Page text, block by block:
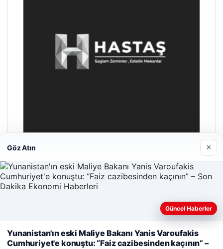
Hastaş Beton
26/05/2026
deneyiminizi kişiselleştirmek ve geliştirmek amacıyla çerezler
kullanıyoruz.Çerez Politikamız
Göz Atın ×
Güncel Haberler
Yunanistan'ın eski Maliye Bakanı Yanis Varoufakis
Cumhuriyet'e konuştu: “Faiz cazibesinden kaçının” –